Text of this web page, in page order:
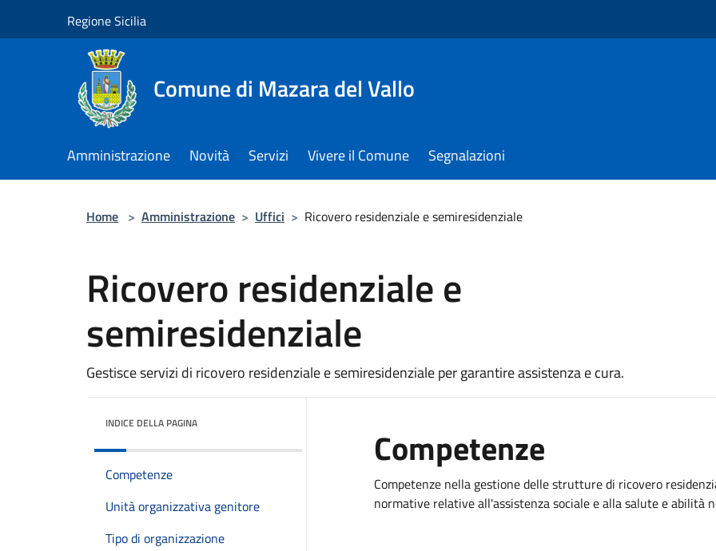
Regione Sicilia
Comune di Mazara del Vallo
Amministrazione Novità Servizi Vivere il Comune Segnalazioni
Home > Amministrazione > Uffici > Ricovero residenziale e semiresidenziale
Ricovero residenziale e
semiresidenziale
Gestisce servizi di ricovero residenziale e semiresidenziale per garantire assistenza e cura.
INDICE DELLA PAGINA
Competenze
Unità organizzativa genitore
Tipo di organizzazione
Competenze
Competenze nella gestione delle strutture di ricovero
normative relative all'assistenza sociale e alla salute e abilità